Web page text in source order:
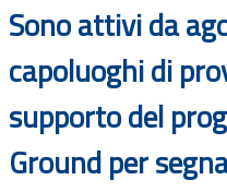
Sono attivi da
capoluoghi di
supporto del
Ground per